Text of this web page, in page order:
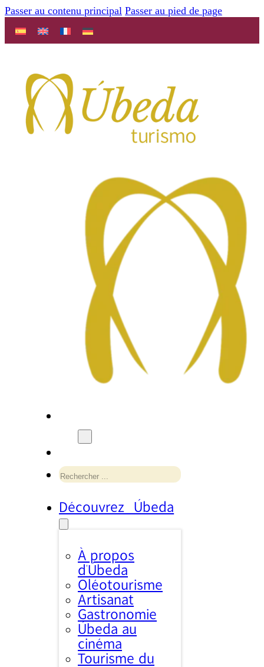
Passer au contenu principal Passer au pied de page
Rechercher
Découvrez Úbeda
À propos
d’Úbeda
Oléotourisme
Artisanat
Gastronomie
Úbeda au
cinéma
Tourisme du